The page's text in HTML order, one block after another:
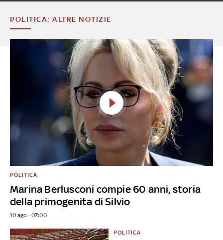
POLITICA: ALTRE NOTIZIE
Marina Berlusconi compie 60 anni, storia
della primogenita di Silvio
POLITICA
10 ago - 07:00
POLITICA